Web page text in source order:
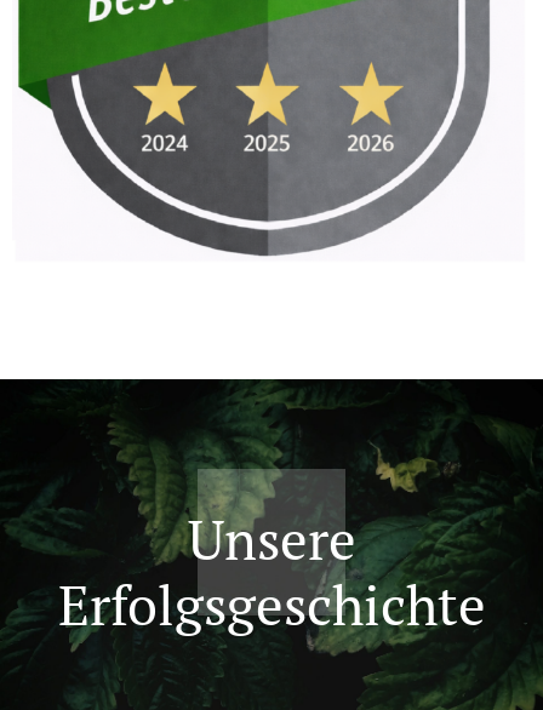
Unsere
Erfolgsgeschichte